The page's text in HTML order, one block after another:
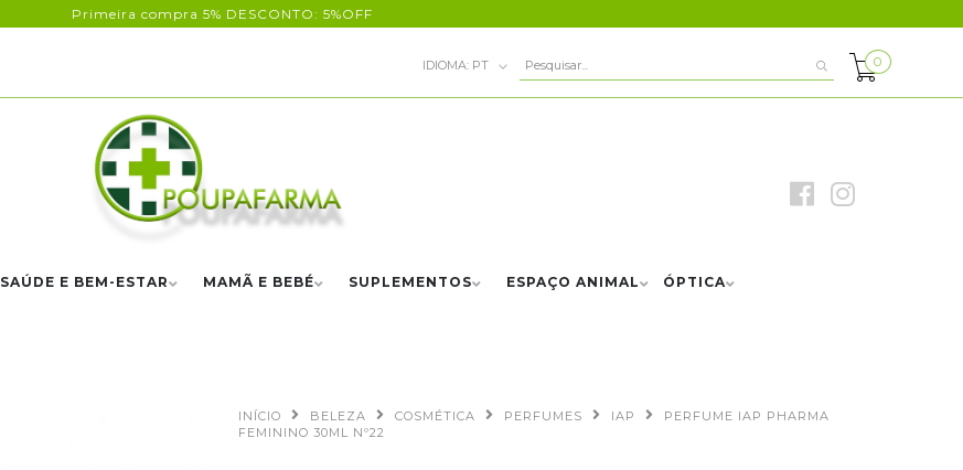
Primeira compra 5% DESCONTO: 5%OFF
IDIOMA: PT 0
SAÚDE E BEM-ESTAR MAMÃ E BEBÉ SUPLEMENTOS ESPAÇO ANIMAL ÓPTICA
INÍCIO BELEZA COSMÉTICA PERFUMES IAP
PERFUME IAP PHARMA
FEMININO 30ML Nº22